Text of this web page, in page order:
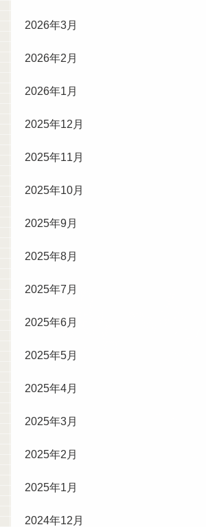
2026年3月
2026年2月
2026年1月
2025年12月
2025年11月
2025年10月
2025年9月
2025年8月
2025年7月
2025年6月
2025年5月
2025年4月
2025年3月
2025年2月
2025年1月
2024年12月